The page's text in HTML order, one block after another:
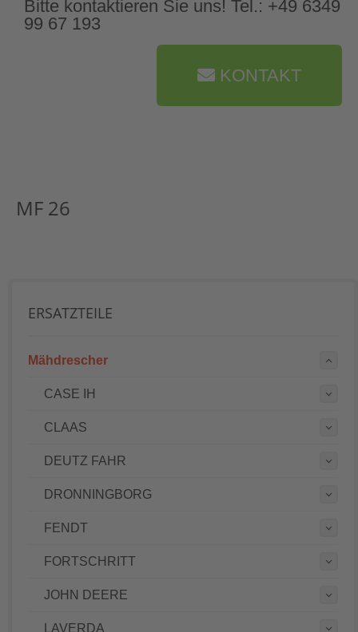
Bitte kontaktieren Sie uns! Tel.: +49 6349
99 67 193
KONTAKT
MF 26
ERSATZTEILE
Mähdrescher
CASE IH
CLAAS
DEUTZ FAHR
DRONNINGBORG
FENDT
FORTSCHRITT
JOHN DEERE
LAVERDA